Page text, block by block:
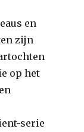
en
zijn
op het
serie